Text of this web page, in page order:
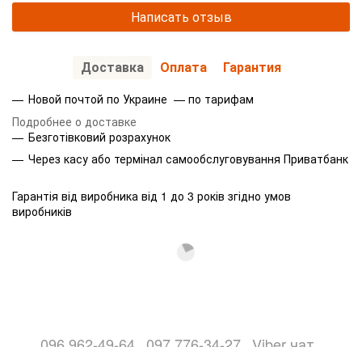
Написать отзыв
Доставка Оплата Гарантия
Новой почтой по Украине — по тарифам
Подробнее о доставке
Безготівковий розрахунок
Через касу або термінал самообслуговування Приватбанк
Гарантія від виробника від 1 до 3 років згідно умов
виробників